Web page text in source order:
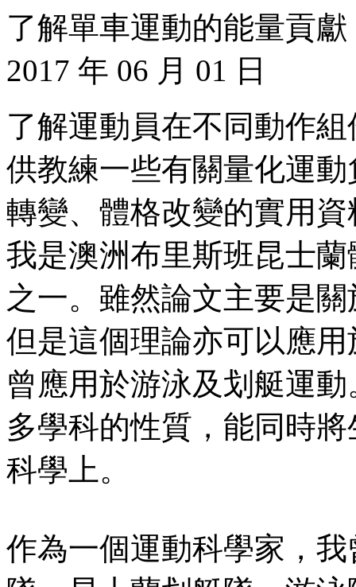
了解單車運動的能量貢
2017 年 06 月 01 日
了解運動員在不同動作
供教練一些有關量化運
轉變、體格改變的實用
我是澳洲布里斯班昆士
之一。雖然論文主要是
但是這個理論亦可以應
曾應用於游泳及划艇運
多學科的性質，能同時
科學上。
作為一個運動科學家，